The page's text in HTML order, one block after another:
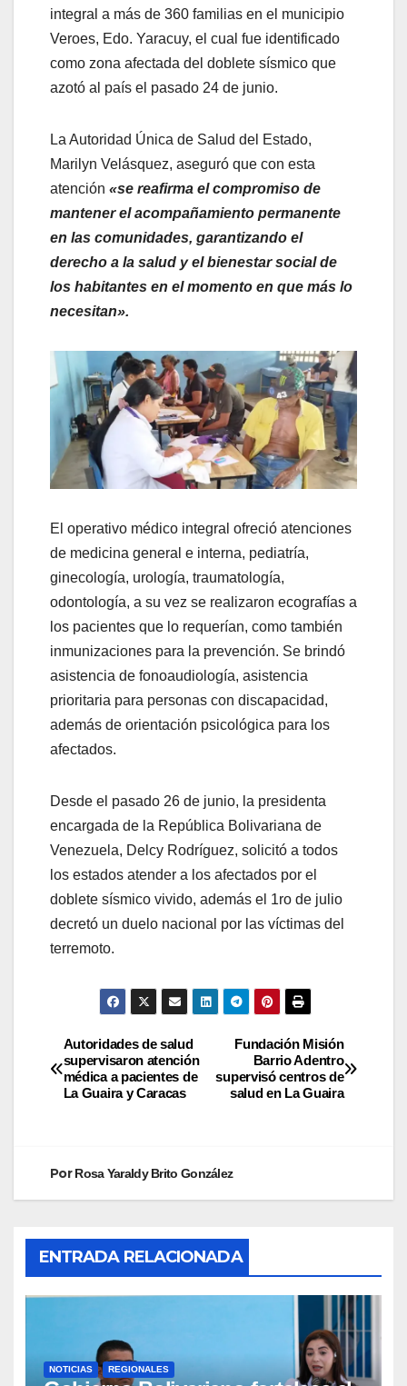
integral a más de 360 familias en el municipio
Veroes, Edo. Yaracuy, el cual fue identificado
como zona afectada del doblete sísmico que
azotó al país el pasado 24 de junio.
La Autoridad Única de Salud del Estado,
Marilyn Velásquez, aseguró que con esta
atención «se reafirma el compromiso de
mantener el acompañamiento permanente
en las comunidades, garantizando el
derecho a la salud y el bienestar social de
los habitantes en el momento en que más lo
necesitan».
El operativo médico integral ofreció atenciones
de medicina general e interna, pediatría,
ginecología, urología, traumatología,
odontología, a su vez se realizaron ecografías a
los pacientes que lo requerían, como también
inmunizaciones para la prevención. Se brindó
asistencia de fonoaudiología, asistencia
prioritaria para personas con discapacidad,
además de orientación psicológica para los
afectados.
Desde el pasado 26 de junio, la presidenta
encargada de la República Bolivariana de
Venezuela, Delcy Rodríguez, solicitó a todos
los estados atender a los afectados por el
doblete sísmico vivido, además el 1ro de julio
decretó un duelo nacional por las víctimas del
terremoto.
Fundación Misión
Barrio Adentro
supervisó centros de
salud en La Guaira
Autoridades de salud
supervisaron atención
médica a pacientes de
La Guaira y Caracas
PorRosa Yaraldy Brito González
ENTRADA RELACIONADA
NOTICIAS REGIONALES